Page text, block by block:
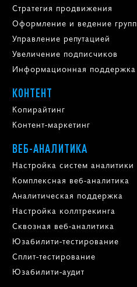
Стратегия продвижения
Оформление и ведение групп
Управление репутацией
Увеличение подписчиков
Информационная поддержка
КОНТЕНТ
Копирайтинг
Контент-маркетинг
ВЕБ-АНАЛИТИКА
Настройка систем аналитики
Комплексная веб-аналитика
Аналитическая поддержка
Настройка коллтрекинга
Сквозная веб-аналитика
Юзабилити-тестирование
Сплит-тестирование
Юзабилити-аудит